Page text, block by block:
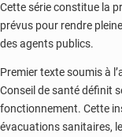
Cette série constitue la
prévus pour rendre
des agents publics.
Premier texte soumis à
Conseil de santé définit
fonctionnement. Cette
évacuations sanitaires,